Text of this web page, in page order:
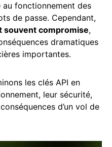
au fonctionnement des
de passe. Cependant,
souvent compromise,
dramatiques
importantes.
les clés API en
leur sécurité,
d’un vol de